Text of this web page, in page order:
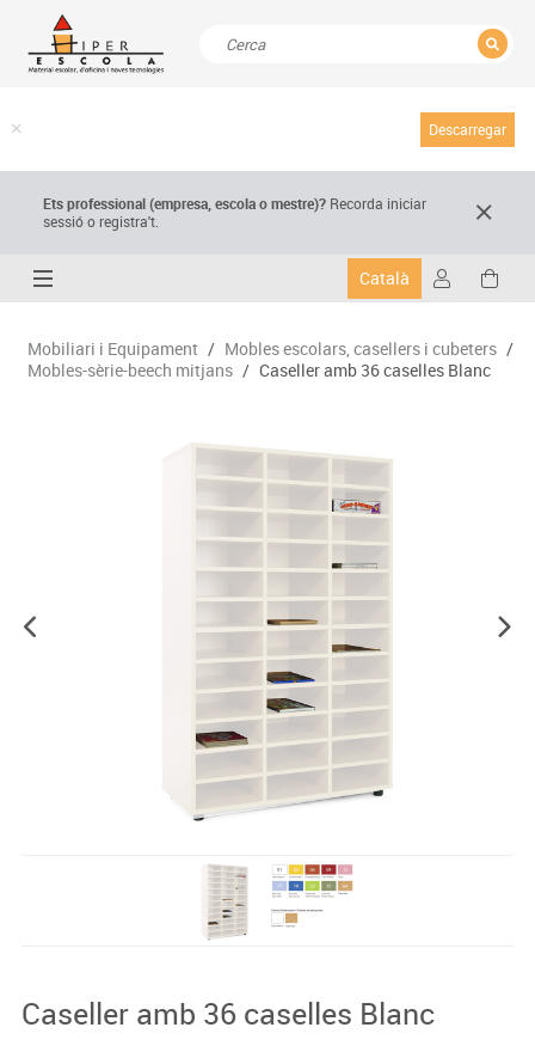
Descarregar
Ets professional (empresa,escola o mestre)? Recorda iniciar
sessió o registra't.
Català
Mobiliari i Equipament / Mobles escolars, casellers i cubeters /
Mobles-sèrie-beech mitjans / Caseller amb 36 caselles Blanc
Caseller amb 36 caselles Blanc